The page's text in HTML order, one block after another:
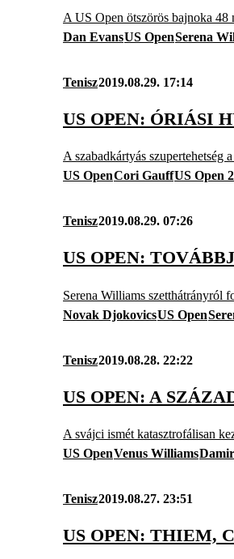
A US Open ötszörös bajnoka 48
Dan EvansUS OpenSerena
Tenisz2019.08.29. 17:14
US OPEN: ÓRIÁSI
A szabadkártyás szupertehetség
US OpenCori GauffUS Open
Tenisz2019.08.29. 07:26
US OPEN:
Serena Williams szetthátrányról
Novak DjokovicsUS Open
Tenisz2019.08.28. 22:22
US OPEN: A
A svájci ismét katasztrofálisan
US OpenVenus Williams
Tenisz2019.08.27. 23:51
US OPEN: THIEM,